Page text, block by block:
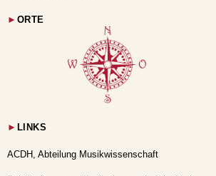
► ORTE
► LINKS
ACDH, Abteilung Musikwissenschaft